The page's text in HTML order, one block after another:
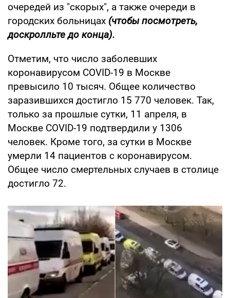
очередей из "скорых", а также очереди в
городских больницах (чтобы посмотреть,
доскролльте до конца).
Отметим, что число заболевших
коронавирусом COVID-19 в Москве
превысило 10 тысяч. Общее количество
заразившихся достигло 15 770 человек. Так,
только за прошлые сутки, 11 апреля, в
Москве COVID-19 подтвердили у 1306
человек. Кроме того, за сутки в Москве
умерли 14 пациентов с коронавирусом.
Общее число смертельных случаев в столице
достигло 72.